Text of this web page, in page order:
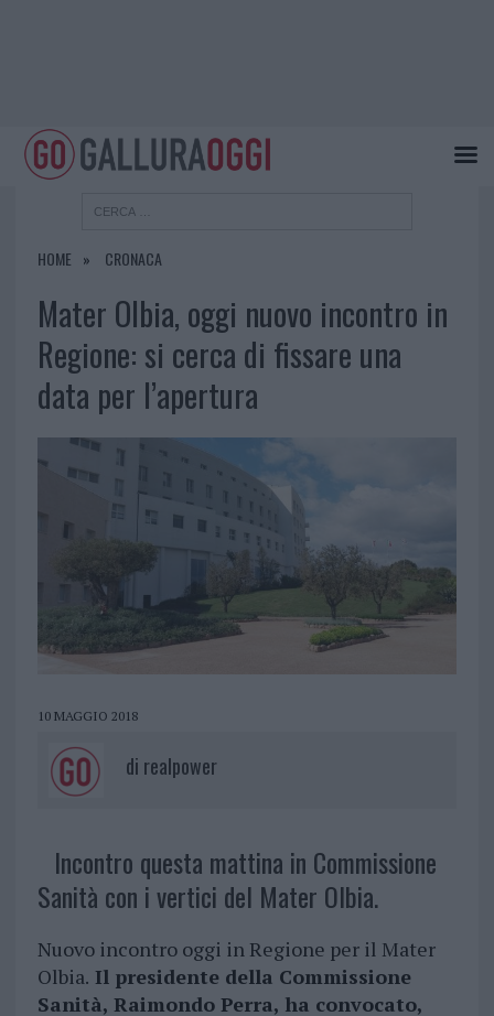
HOME CRONACA
Mater Olbia, oggi nuovo incontro in
Regione: si cerca di fissare una
data per l’apertura
10 MAGGIO 2018
di realpower
Incontro questa mattina in Commissione
Sanità con i vertici del Mater Olbia.
Nuovo incontro oggi in Regione per il Mater
Olbia. Il presidente della Commissione
Sanità, Raimondo Perra, ha convocato,